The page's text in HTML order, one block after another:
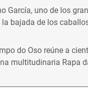
García, uno de los
bajada de los
do Oso reúne a
multitudinaria Rapa